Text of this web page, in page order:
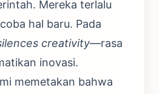
Mereka terlalu
hal baru. Pada
creativity—rasa
inovasi.
memetakan bahwa